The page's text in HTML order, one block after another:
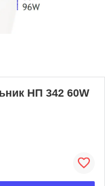
НП 342 60W